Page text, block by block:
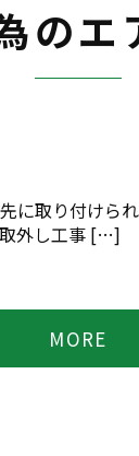
のエ
取り付け
取外し工事 […]
MORE